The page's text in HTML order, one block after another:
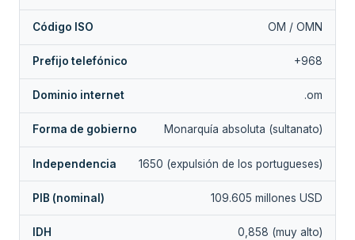
Código ISO OM / OMN
Prefijo telefónico +968
Dominio internet .om
Forma de gobierno Monarquía absoluta (sultanato)
Independencia 1650 (expulsión de los portugueses)
PIB (nominal) 109.605 millones USD
IDH 0,858 (muy alto)